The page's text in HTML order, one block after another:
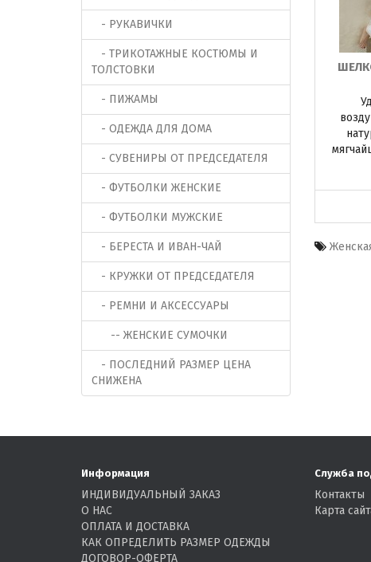
- РУКАВИЧКИ
- ТРИКОТАЖНЫЕ КОСТЮМЫ И
ТОЛСТОВКИ
- ПИЖАМЫ
- ОДЕЖДА ДЛЯ ДОМА
- СУВЕНИРЫ ОТ ПРЕДСЕДАТЕЛЯ
- ФУТБОЛКИ ЖЕНСКИЕ
- ФУТБОЛКИ МУЖСКИЕ
- БЕРЕСТА И ИВАН-ЧАЙ
- КРУЖКИ ОТ ПРЕДСЕДАТЕЛЯ
- РЕМНИ И АКСЕССУАРЫ
-- ЖЕНСКИЕ СУМОЧКИ
- ПОСЛЕДНИЙ РАЗМЕР ЦЕНА
СНИЖЕНА
Информация
ИНДИВИДУАЛЬНЫЙ ЗАКАЗ
О НАС
ОПЛАТА И ДОСТАВКА
КАК ОПРЕДЕЛИТЬ РАЗМЕР ОДЕЖДЫ
ДОГОВОР-ОФЕРТА
Служба
Контакты
Карта